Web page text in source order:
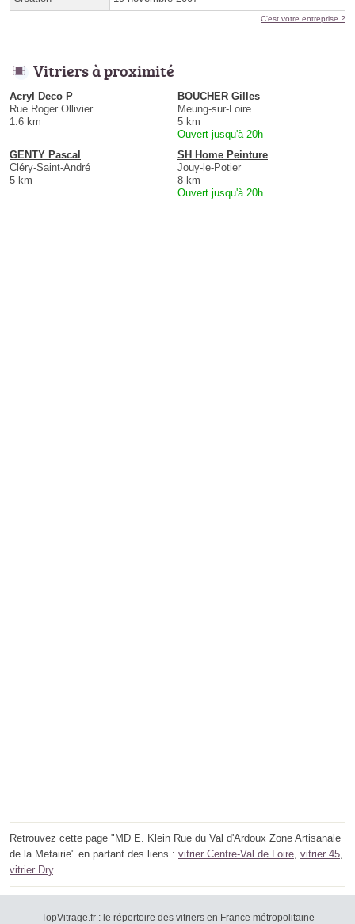
C'est votre entreprise ?
Vitriers à proximité
Acryl Deco P
Rue Roger Ollivier
1.6 km
BOUCHER Gilles
Meung-sur-Loire
5 km
Ouvert jusqu'à 20h
GENTY Pascal
Cléry-Saint-André
5 km
SH Home Peinture
Jouy-le-Potier
8 km
Ouvert jusqu'à 20h
Retrouvez cette page "MD E. Klein Rue du Val d'Ardoux Zone Artisanale
de la Metairie" en partant des liens : vitrier Centre-Val de Loire vitrier 45
vitrier Dry.
TopVitrage.fr : le répertoire des vitriers en France métropolitaine